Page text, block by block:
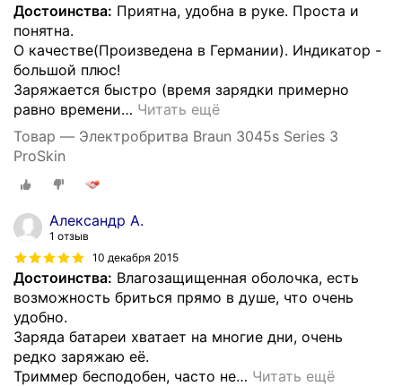
Достоинства: Приятна, удобна в руке. Проста и
понятна.
О качестве(Произведена в Германии). Индикатор -
большой плюс!
Заряжается быстро (время зарядки примерно
равно времени… Читать ещё
Товар — Электробритва Braun 3045s Series 3
ProSkin
Александр А.
1 отзыв
10 декабря 2015
Достоинства: Влагозащищенная оболочка, есть
возможность бриться прямо в душе, что очень
удобно.
Заряда батареи хватает на многие дни, очень
редко заряжаю её.
Триммер бесподобен, часто не… Читать ещё